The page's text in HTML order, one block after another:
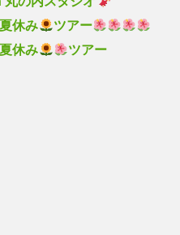
休み
ツアー
休み
ツアー